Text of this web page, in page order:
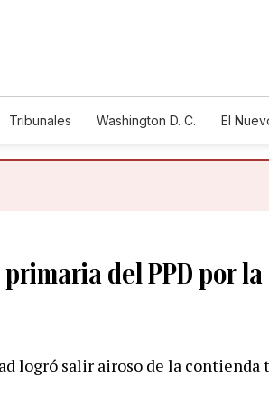
Tribunales Washington D. C.
El
del PPD por la
logró salir airoso de la contienda